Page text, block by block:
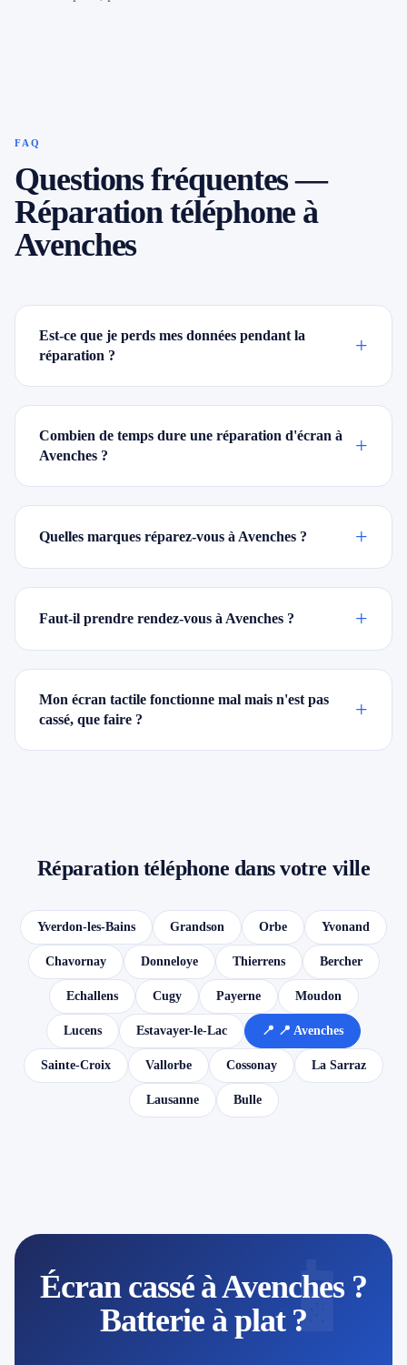
FAQ
Questions fréquentes —
Réparation téléphone à
Avenches
Est-ce que je perds mes données pendant la
réparation ?
+
Combien de temps dure une réparation d'écran à
Avenches ?
+
Quelles marques réparez-vous à Avenches ? +
Faut-il prendre rendez-vous à Avenches ? +
Mon écran tactile fonctionne mal mais n'est pas
cassé, que faire ?
+
Réparation téléphone dans votre ville
Yverdon-les-Bains Grandson Orbe Yvonand
Chavornay Donneloye Thierrens Bercher
Echallens Cugy Payerne Moudon
Lucens Estavayer-le-Lac 📍 📍 Avenches
Sainte-Croix Vallorbe Cossonay La Sarraz
Lausanne Bulle
📱
Écran cassé à Avenches ?
Batterie à plat ?